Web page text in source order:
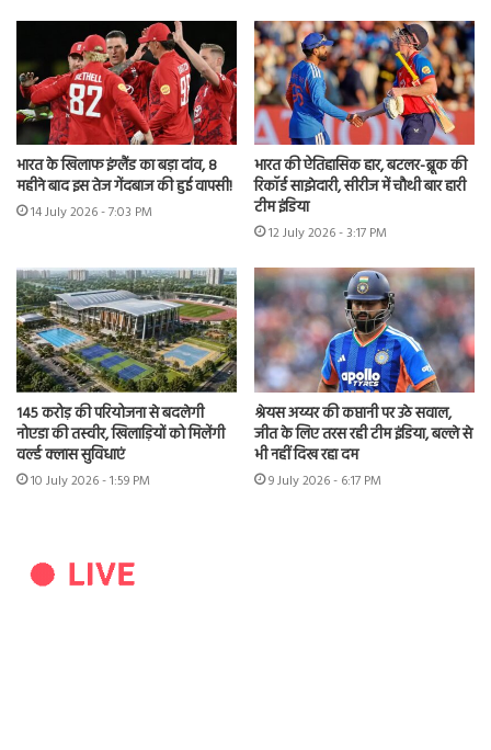
भारत के खिलाफ इंग्लैंड का बड़ा दांव, 8
महीने बाद इस तेज गेंदबाज की हुई वापसी!
14 July 2026 - 7:03 PM
भारत की ऐतिहासिक हार, बटलर-ब्रूक की
रिकॉर्ड साझेदारी, सीरीज में चौथी बार हारी
टीम इंडिया
12 July 2026 - 3:17 PM
145 करोड़ की परियोजना से बदलेगी
नोएडा की तस्वीर, खिलाड़ियों को मिलेंगी
वर्ल्ड क्लास सुविधाएं
10 July 2026 - 1:59 PM
श्रेयस अय्यर की कप्तानी पर उठे सवाल,
जीत के लिए तरस रही टीम इंडिया, बल्ले से
भी नहीं दिख रहा दम
9 July 2026 - 6:17 PM